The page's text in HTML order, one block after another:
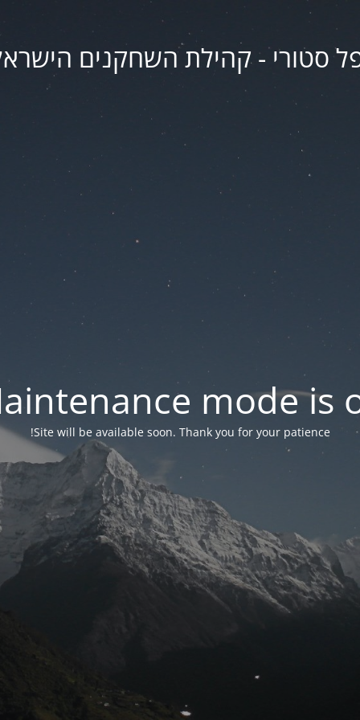
סטורי - קהילת השחקנים
mode is
Site will be available soon. Thank you for your patience!